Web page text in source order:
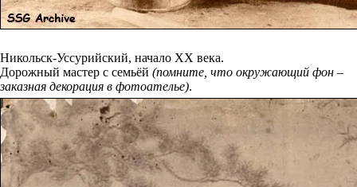
Никольск-Уссурийский, начало XX века.
Дорожный мастер с семьёй (помните, что окружающий фон –
заказная декорация в фотоателье).